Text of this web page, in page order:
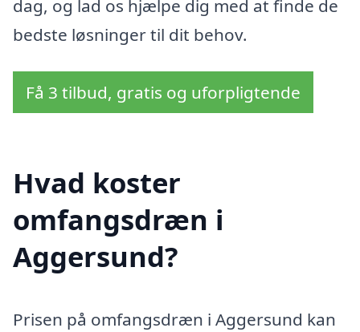
dag, og lad os hjælpe dig med at finde de
bedste løsninger til dit behov.
Få 3 tilbud, gratis og uforpligtende
Hvad koster
omfangsdræn i
Aggersund?
Prisen på omfangsdræn i Aggersund kan